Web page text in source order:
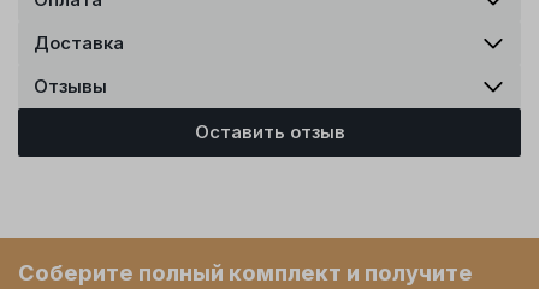
Доставка
Отзывы
Оставить отзыв
Соберите полный комплект и получите